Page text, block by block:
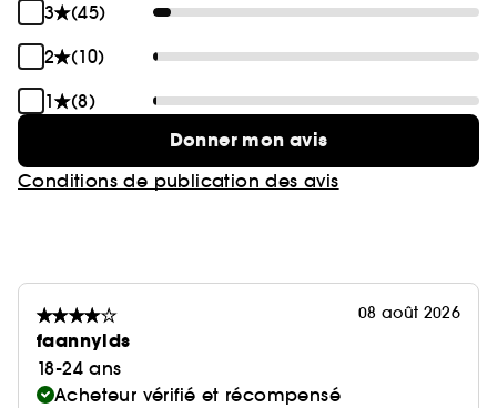
3
(45)
2
(10)
1
(8)
Donner mon avis
Conditions de publication des avis
08 août 2026
faannylds
18-24 ans
Acheteur vérifié et récompensé